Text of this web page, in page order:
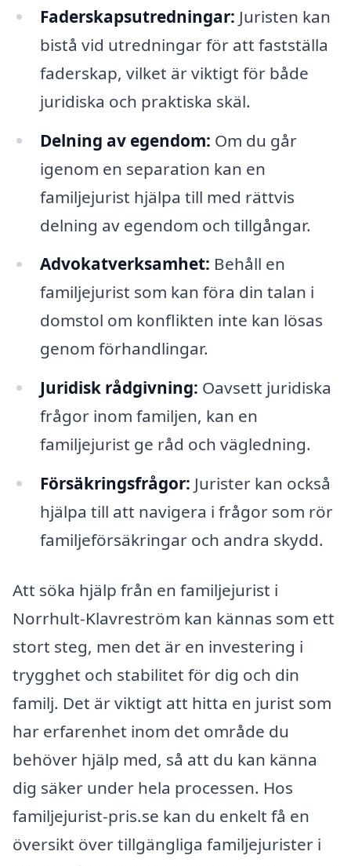
Faderskapsutredningar: Juristen kan
bistå vid utredningar för att fastställa
faderskap, vilket är viktigt för både
juridiska och praktiska skäl.
Delning av egendom: Om du går
igenom en separation kan en
familjejurist hjälpa till med rättvis
delning av egendom och tillgångar.
Advokatverksamhet: Behåll en
familjejurist som kan föra din talan i
domstol om konflikten inte kan lösas
genom förhandlingar.
Juridisk rådgivning: Oavsett juridiska
frågor inom familjen, kan en
familjejurist ge råd och vägledning.
Försäkringsfrågor: Jurister kan också
hjälpa till att navigera i frågor som rör
familjeförsäkringar och andra skydd.
Att söka hjälp från en familjejurist i
Norrhult-Klavreström kan kännas som ett
stort steg, men det är en investering i
trygghet och stabilitet för dig och din
familj. Det är viktigt att hitta en jurist som
har erfarenhet inom det område du
behöver hjälp med, så att du kan känna
dig säker under hela processen. Hos
familjejurist-pris.se kan du enkelt få en
översikt över tillgängliga familjejurister i